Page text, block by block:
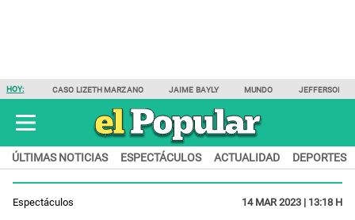
HOY: CASO LIZETH MARZANO JAIME BAYLY MUNDO JEFFERSON
ÚLTIMAS NOTICIAS ESPECTÁCULOS ACTUALIDAD DEPORTES
Espectáculos 14 MAR 2023 | 13:18 H